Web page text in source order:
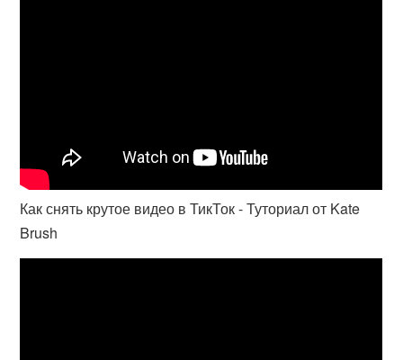
Как снять крутое видео в ТикТок - Туториал от Kate
Brush